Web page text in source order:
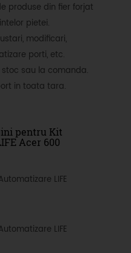
produse din fier forjat
pietei.
modificari,
porti, etc.
sau la comanda.
in toata tara.
pentru Kit
Acer 600